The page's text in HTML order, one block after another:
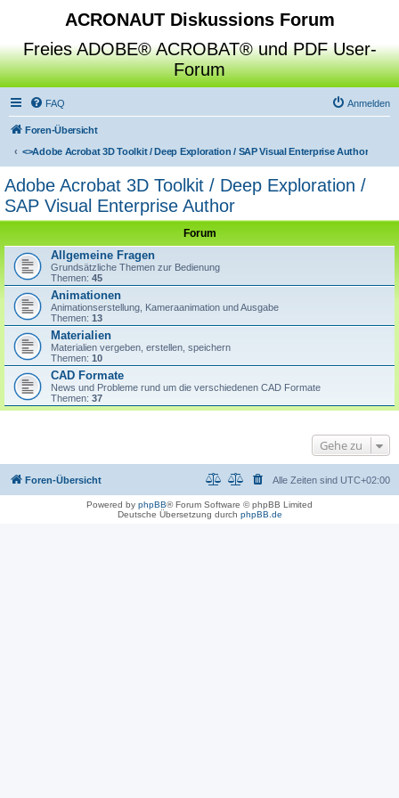
ACRONAUT Diskussions Forum
Freies ADOBE® ACROBAT® und PDF User-
Forum
FAQ Anmelden
Foren-Übersicht
<>Adobe Acrobat 3D Toolkit / Deep Exploration / SAP Visual Enterprise Author
Adobe Acrobat 3D Toolkit / Deep Exploration /
SAP Visual Enterprise Author
Forum
Allgemeine Fragen
Grundsätzliche Themen zur Bedienung
Themen: 45
Animationen
Animationserstellung, Kameraanimation und Ausgabe
Themen: 13
Materialien
Materialien vergeben, erstellen, speichern
Themen: 10
CAD Formate
News und Probleme rund um die verschiedenen CAD Formate
Themen: 37
Gehe zu
Foren-Übersicht Alle Zeiten sind UTC+02:00
Powered by phpBB® Forum Software © phpBB Limited
Deutsche Übersetzung durch phpBB.de